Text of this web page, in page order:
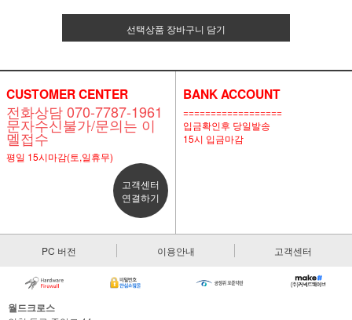
선택상품 장바구니 담기
CUSTOMER CENTER
전화상담 070-7787-1961
문자수신불가/문의는 이
멜접수
평일 15시마감(토,일휴무)
고객센터
연결하기
BANK ACCOUNT
==================
입금확인후 당일발송
15시 입금마감
PC 버전 이용안내 고객센터
월드크로스